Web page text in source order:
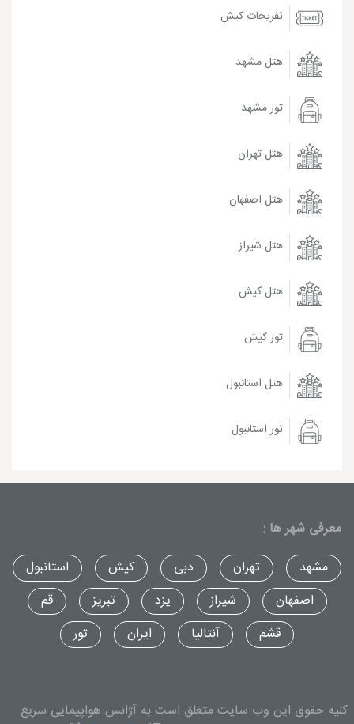
تفریحات کیش
هتل مشهد
تور مشهد
هتل تهران
هتل اصفهان
هتل شیراز
هتل کیش
تور کیش
هتل استانبول
تور استانبول
معرفی شهر ها :
مشهد
تهران دبی کیش
استانبول
اصفهان
شیراز یزد تبریز
قم
قشم
آنتالیا ایران تور
کلیه حقوق این وب سایت متعلق است به آژانس هواپیمایی سریع